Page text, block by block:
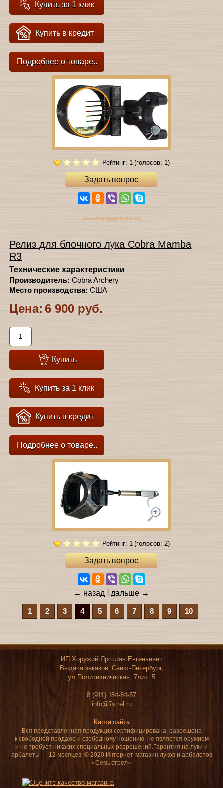
Купить за 1 клик
Купить в кредит
Подробнее о товаре..
Рейтинг: 1 (голосов: 1)
Задать вопрос
Релиз для блочного лука Cobra Mamba
R3
Технические характеристики
Производитель: Cobra Archery
Место производства: США
Цена: 6 900 руб.
Купить
Купить за 1 клик
Купить в кредит
Подробнее о товаре..
Рейтинг: 1 (голосов: 2)
Задать вопрос
← назад дальше →
1 2 3 4 5 6 7 8 9 10
ИП Хоружий Ярослав Евгеньевич
Выдача заказов: Санкт-Петербург,
ул.Политехническая, 7лит. Б
8 (911) 184-84-57
info@7strel.ru
Карта сайта
Вся представленная продукция сертифицирована, разрешена
к свободной продаже и свободному ношению, не является оружием
и не требует никаких специальных разрешений.Гарантия на луки и
арбалеты — 12 месяцев.© 2020 Интернет-магазин луков и арбалетов
«Семь стрел»